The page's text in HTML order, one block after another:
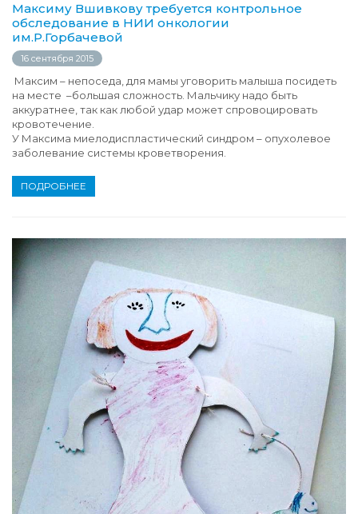
Максиму Вшивкову требуется контрольное
обследование в НИИ онкологии
им.Р.Горбачевой
16 сентября 2015
Максим – непоседа, для мамы уговорить малыша посидеть
на месте –большая сложность. Мальчику надо быть
аккуратнее, так как любой удар может спровоцировать
кровотечение.
У Максима миелодиспластический синдром – опухолевое
заболевание системы кроветворения.
ПОДРОБНЕЕ